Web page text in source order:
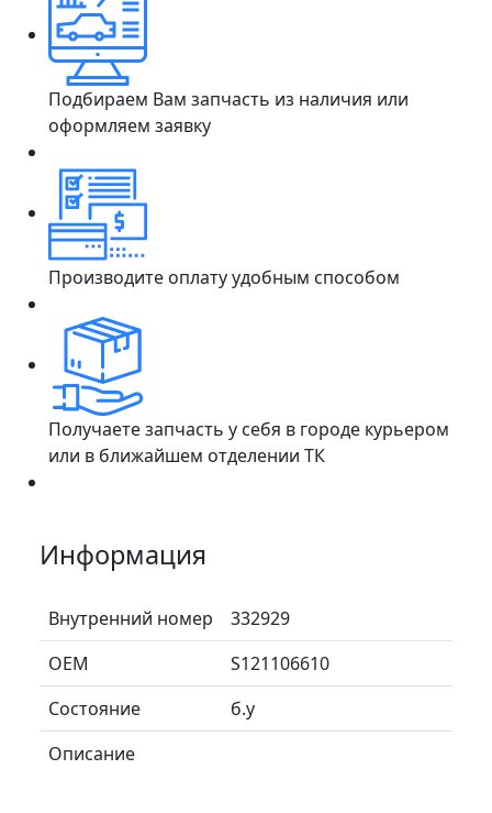
Подбираем Вам запчасть из наличия или
оформляем заявку
Производите оплату удобным способом
Получаете запчасть у себя в городе курьером
или в ближайшем отделении ТК
Информация
Внутренний номер
332929
ОЕМ
S121106610
Состояние
б.у
Описание